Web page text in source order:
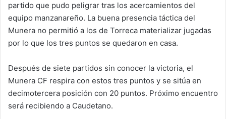
partido que pudo peligrar tras los acercamientos del
equipo manzanareño. La buena presencia táctica del
Munera no permitió a los de Torreca materializar jugadas
por lo que los tres puntos se quedaron en casa.
Después de siete partidos sin conocer la victoria, el
Munera CF respira con estos tres puntos y se sitúa en
decimotercera posición con 20 puntos. Próximo encuentro
será recibiendo a Caudetano.